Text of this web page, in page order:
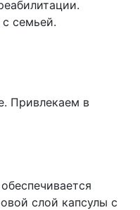
семьей.
Привлекаем в
слой капсулы с